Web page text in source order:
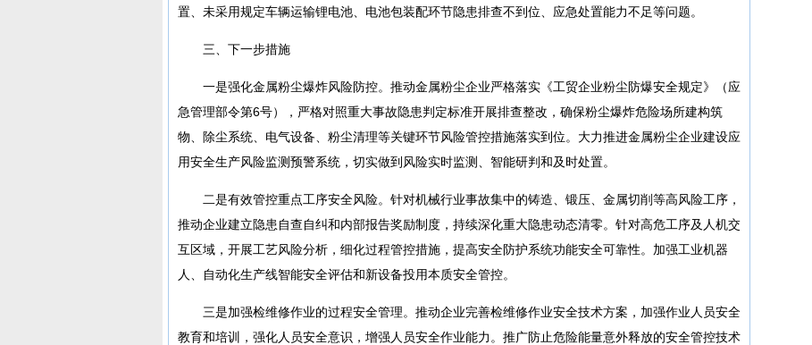
置、未采用规定车辆运输锂电池、电池包装配环节隐患排查不到位、应急处置能力不足等问题。
三、下一步措施
一是强化金属粉尘爆炸风险防控。推动金属粉尘企业严格落实《工贸企业粉尘防爆安全规定》（应
急管理部令第6号），严格对照重大事故隐患判定标准开展排查整改，确保粉尘爆炸危险场所建构筑
物、除尘系统、电气设备、粉尘清理等关键环节风险管控措施落实到位。大力推进金属粉尘企业建设应
用安全生产风险监测预警系统，切实做到风险实时监测、智能研判和及时处置。
二是有效管控重点工序安全风险。针对机械行业事故集中的铸造、锻压、金属切削等高风险工序，
推动企业建立隐患自查自纠和内部报告奖励制度，持续深化重大隐患动态清零。针对高危工序及人机交
互区域，开展工艺风险分析，细化过程管控措施，提高安全防护系统功能安全可靠性。加强工业机器
人、自动化生产线智能安全评估和新设备投用本质安全管控。
三是加强检维修作业的过程安全管理。推动企业完善检维修作业安全技术方案，加强作业人员安全
教育和培训，强化人员安全意识，增强人员安全作业能力。推广防止危险能量意外释放的安全管控技术